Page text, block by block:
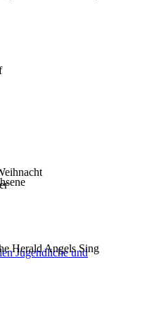
Jugendliche und
Herald Angels Sing